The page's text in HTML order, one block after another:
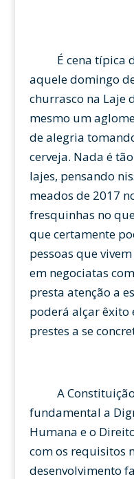
É cena típica
aquele domingo
churrasco na Laje
mesmo um
de alegria
cerveja. Nada é
lajes, pensando
meados de 2017
fresquinhas no
que certamente
pessoas que
em negociatas
presta atenção a
poderá alçar êxito
prestes a se
A Constituição
fundamental a
Humana e o
com os requisitos
desenvolvimento